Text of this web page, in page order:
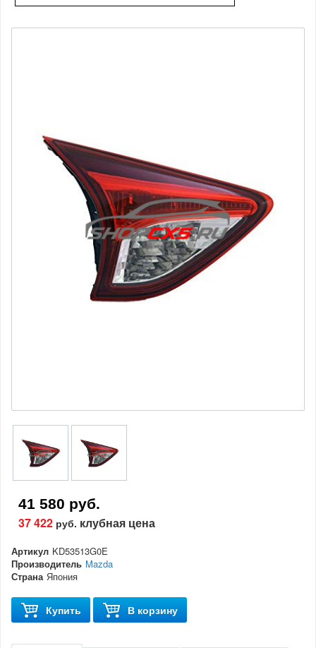
41 580 руб.
37 422 руб. клубная цена
Артикул KD53513G0E
Производитель Mazda
Страна Япония
Купить В корзину